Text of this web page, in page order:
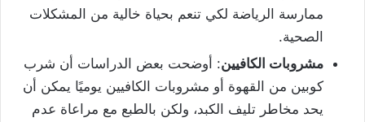
ممارسة الرياضة لكي تنعم بحياة خالية من المشكلات
الصحية.
مشروبات الكافيين: أوضحت بعض الدراسات أن شرب
كوبين من القهوة أو مشروبات الكافيين يوميًا يمكن أن
يحد مخاطر تليف الكبد، ولكن بالطبع مع مراعاة عدم